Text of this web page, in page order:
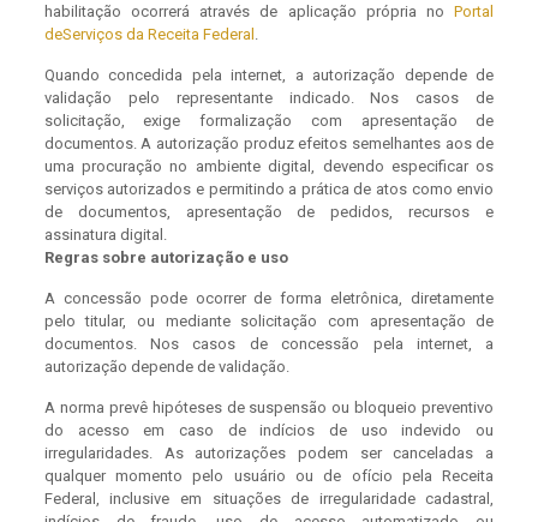
habilitação ocorrerá através de aplicação própria noPortal
deServiços da Receita Federal .
Quando concedida pela internet, a autorização depende de
validação pelo representante indicado. Nos casos de
solicitação, exige formalização com apresentação de
documentos. A autorização produz efeitos semelhantes aos de
uma procuração no ambiente digital, devendo especificar os
serviços autorizados e permitindo a prática de atos como envio
de documentos, apresentação de pedidos, recursos e
assinatura digital.
Regras sobre autorização e uso
A concessão pode ocorrer de forma eletrônica, diretamente
pelo titular, ou mediante solicitação com apresentação de
documentos. Nos casos de concessão pela internet, a
autorização depende de validação.
A norma prevê hipóteses de suspensão ou bloqueio preventivo
do acesso em caso de indícios de uso indevido ou
irregularidades. As autorizações podem ser canceladas a
qualquer momento pelo usuário ou de ofício pela Receita
Federal, inclusive em situações de irregularidade cadastral,